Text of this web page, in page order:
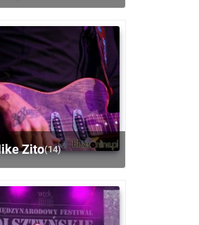
Mike Zito(14)